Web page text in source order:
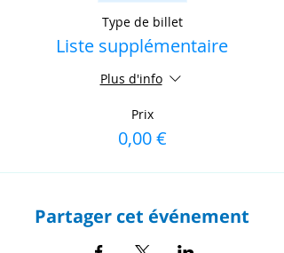
Type de billet
Liste supplémentaire
Plus d'info
Prix
0,00 €
Partager cet événement